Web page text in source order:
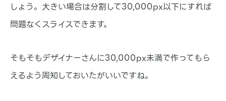
しょう。大きい場合は分割して30,000px以下にすれば
問題なくスライスできます。
そもそもデザイナーさんに30,000px未満で作ってもら
えるよう周知しておいたがいいですね。